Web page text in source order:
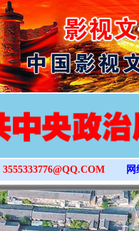
3555333776@QQ.COM